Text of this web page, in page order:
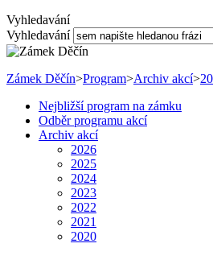
Vyhledavání
Vyhledavání
Zámek Děčín>Program>Archiv akcí>
Nejbližší program na zámku
Odběr programu akcí
Archiv akcí
2026
2025
2024
2023
2022
2021
2020